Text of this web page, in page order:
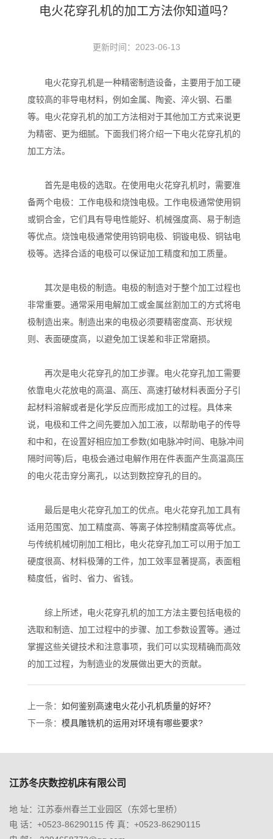
电火花穿孔机的加工方法你知道吗？
更新时间：2023-06-13
电火花穿孔机是一种精密制造设备，主要用于加工硬
度较高的非导电材料，例如金属、陶瓷、淬火钢、石墨
等。电火花穿孔机的加工方法相对于其他加工方式来说更
为精密、更为细腻。下面我们将介绍一下电火花穿孔机的
加工方法。
首先是电极的选取。在使用电火花穿孔机时，需要准
备两个电极：工作电极和烧蚀电极。工作电极通常使用铜
或铜合金，它们具有导电性能好、机械强度高、易于制造
等优点。烧蚀电极通常使用钨铜电极、铜镟电极、铜钴电
极等。选择合适的电极可以保证加工精度和加工质量。
其次是电极的制造。电极的制造对于整个加工过程也
非常重要。通常采用电解加工或金属丝割加工的方式将电
极制造出来。制造出来的电极必须要精密度高、形状规
则、表面硬度高，以避免加工误差和非正常磨损。
再次是电火花穿孔的加工步骤。电火花穿孔加工需要
依靠电火花放电的高温、高压、高速打破材料表面分子引
起材料溶解或者是化学反应而形成加工的过程。具体来
说，电极和工件之间先要加入加工液，以帮助电子的传导
和中和，在设置好相应加工参数(如电脉冲时间、电脉冲间
隔时间等)后，电极会通过电解作用在件表面产生高温高压
的电火花击穿分离孔，以达到数控穿孔的目的。
最后是电火花穿孔加工的优点。电火花穿孔加工具有
适用范围宽、加工精度高、等离子体控制精度高等优点。
与传统机械切削加工相比，电火花穿孔加工可以用于加工
硬度很高、材料极薄的工件，加工效率显著提高，表面粗
糙度低，省时、省力、省钱。
综上所述，电火花穿孔机的加工方法主要包括电极的
选取和制造、加工过程中的步骤、加工参数设置等。通过
掌握这些关键技术和注意事项，我们可以实现精确而高效
的加工过程，为制造业的发展做出更大的贡献。
上一条： 如何鉴别高速电火花小孔机质量的好坏？
下一条： 模具雕铣机的运用对环境有哪些要求?
江苏冬庆数控机床有限公司
地 址：江苏泰州春兰工业园区（东郊七里桥）
电 话：+0523-86290115 传 真：+0523-86290115